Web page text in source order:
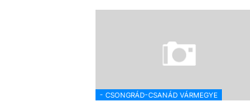
- CSONGRÁD-CSANÁD VÁRMEGYE